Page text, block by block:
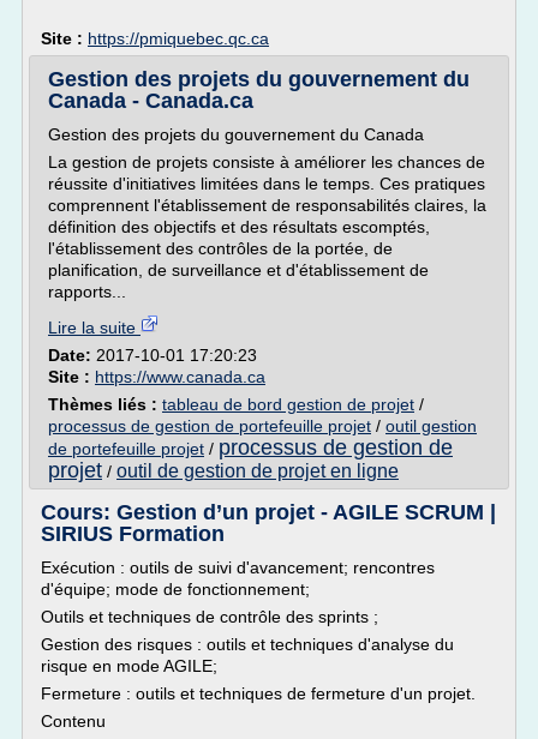
Site : https://pmiquebec.qc.ca
Gestion des projets du gouvernement du
Canada - Canada.ca
Gestion des projets du gouvernement du Canada
La gestion de projets consiste à améliorer les chances de
réussite d'initiatives limitées dans le temps. Ces pratiques
comprennent l'établissement de responsabilités claires, la
définition des objectifs et des résultats escomptés,
l'établissement des contrôles de la portée, de
planification, de surveillance et d'établissement de
rapports...
Lire la suite
Date: 2017-10-01 17:20:23
Site : https://www.canada.ca
Thèmes liés : tableau de bord gestion de projet /
processus de gestion de portefeuille projet / outil gestion
de portefeuille projet / processus de gestion de
projet / outil de gestion de projet en ligne
Cours: Gestion d’un projet - AGILE SCRUM |
SIRIUS Formation
Exécution : outils de suivi d'avancement; rencontres
d'équipe; mode de fonctionnement;
Outils et techniques de contrôle des sprints ;
Gestion des risques : outils et techniques d'analyse du
risque en mode AGILE;
Fermeture : outils et techniques de fermeture d'un projet.
Contenu